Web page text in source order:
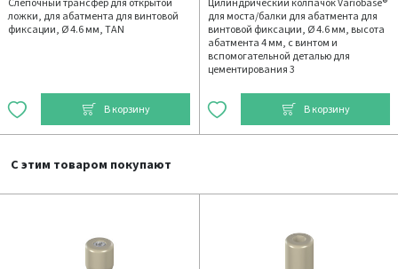
Слепочный трансфер для открытой
ложки, для абатмента для винтовой
фиксации, Ø 4.6 мм, TAN
В корзину
Цилиндрический колпачок Variobase®
для моста/балки для абатмента для
винтовой фиксации, Ø 4.6 мм, высота
абатмента 4 мм, с винтом и
вспомогательной деталью для
цементирования 3
В корзину
С этим товаром покупают